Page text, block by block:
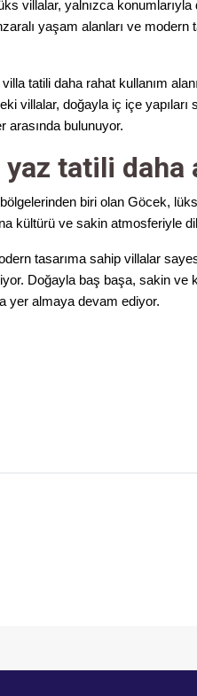
villalar, yalnızca
yaşam alanları ve
tatili daha rahat kullanım
villalar, doğayla iç içe
arasında bulunuyor.
yaz tatili daha
bölgelerinden biri olan Göcek,
kültürü ve sakin atmosferiyle
tasarıma sahip villalar
Doğayla baş başa, sakin ve
yer almaya devam ediyor.